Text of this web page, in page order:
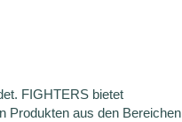
FIGHTERS bietet
Produkten aus den Bereichen